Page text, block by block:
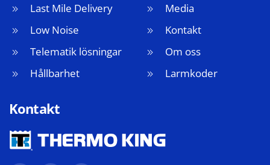
Last Mile Delivery
Low Noise
Telematik lösningar
Hållbarhet
Media
Kontakt
Om oss
Larmkoder
Kontakt